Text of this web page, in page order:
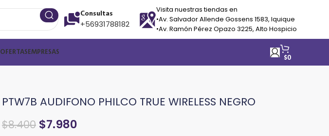
Consultas
+56931788182
Visita nuestras tiendas en
•Av. Salvador Allende Gossens 1583, Iquique
•Av. Ramón Pérez Opazo 3225, Alto Hospicio
OFERTAS EMPRESAS
$0
PTW7B AUDIFONO PHILCO TRUE WIRELESS NEGRO
$8.400 $7.980